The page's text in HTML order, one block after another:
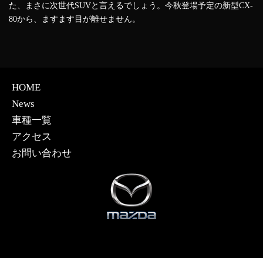
た、まさに次世代SUVと言えるでしょう。今秋登場予定の新型CX-
80から、ますます目が離せません。
HOME
News
車種一覧
アクセス
お問い合わせ